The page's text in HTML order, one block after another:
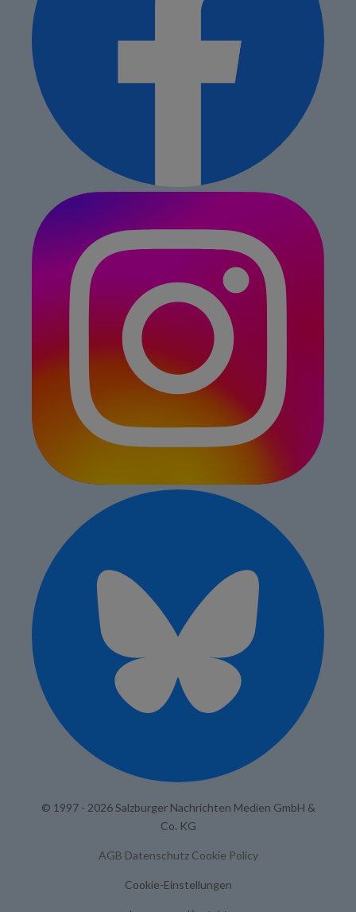
© 1997 - 2026 Salzburger Nachrichten Medien GmbH &
Co. KG
AGB Datenschutz Cookie Policy
Cookie-Einstellungen